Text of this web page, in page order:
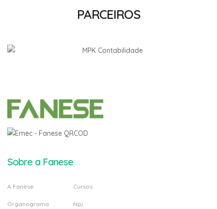
PARCEIROS
Sobre a Fanese
A Fanese
Organograma
Cursos
Npj